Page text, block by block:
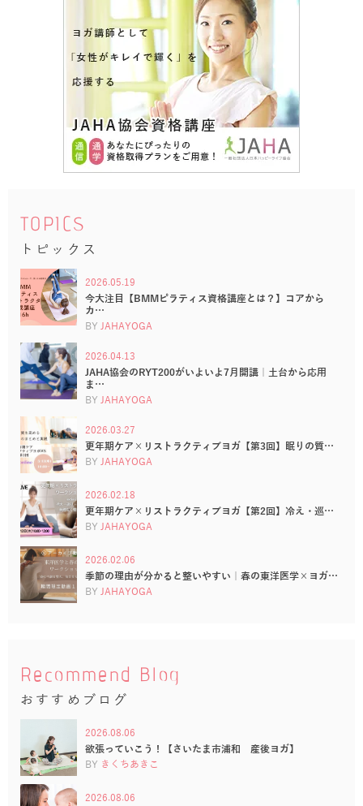
TOPICS
トピックス
2026.05.19
今大注目【BMMピラティス資格講座とは？】コアから
カ…
BY JAHAYOGA
2026.04.13
JAHA協会のRYT200がいよいよ7月開講｜土台から応用
ま…
BY JAHAYOGA
2026.03.27
更年期ケア×リストラクティブヨガ【第3回】眠りの質…
BY JAHAYOGA
2026.02.18
更年期ケア×リストラクティブヨガ【第2回】冷え・巡…
BY JAHAYOGA
2026.02.06
季節の理由が分かると整いやすい｜春の東洋医学×ヨガ…
BY JAHAYOGA
Recommend Blog
おすすめブログ
2026.08.06
欲張っていこう！【さいたま市浦和 産後ヨガ】
BY きくちあきこ
2026.08.06